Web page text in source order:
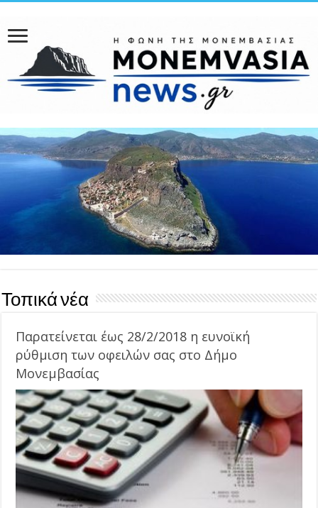
Τοπικά νέα
Παρατείνεται έως 28/2/2018 η ευνοϊκή
ρύθμιση των οφειλών σας στο Δήμο
Μονεμβασίας